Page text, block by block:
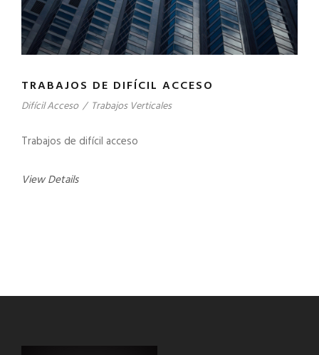
TRABAJOS DE DIFÍCIL ACCESO
Difícil Acceso / Trabajos Verticales
Trabajos de difícil acceso
View Details